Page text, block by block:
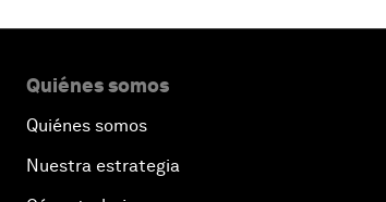
Quiénes somos
Quiénes somos
Nuestra estrategia